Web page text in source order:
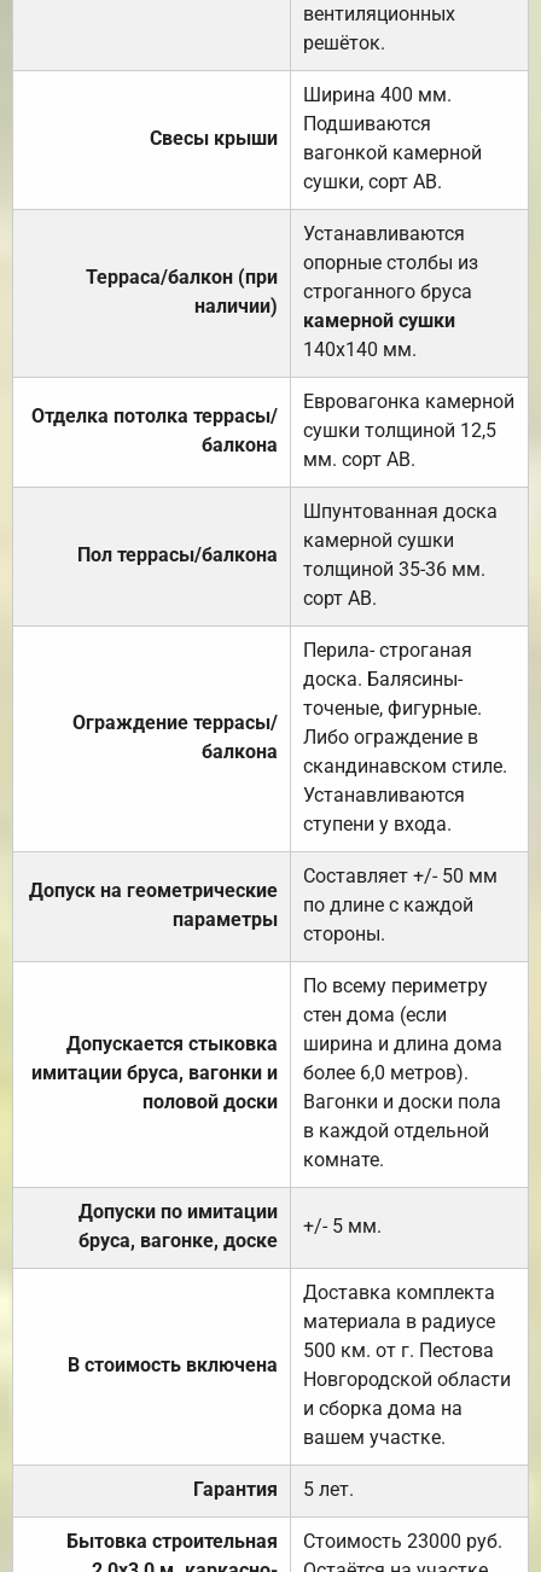
вентиляционных
решёток.
Свесы крыши
Ширина 400 мм.
Подшиваются
вагонкой камерной
сушки, сорт АВ.
Терраса/балкон (при
наличии)
Устанавливаются
опорные столбы из
строганного бруса
камерной сушки
140х140 мм.
Отделка потолка террасы/
балкона
Евровагонка камерной
сушки толщиной 12,5
мм. сорт АВ.
Пол террасы/балкона
Шпунтованная доска
камерной сушки
толщиной 35-36 мм.
сорт АВ.
Ограждение террасы/
балкона
Перила- строганая
доска. Балясины-
точеные, фигурные.
Либо ограждение в
скандинавском стиле.
Устанавливаются
ступени у входа.
Допуск на геометрические
параметры
Составляет +/- 50 мм
по длине с каждой
стороны.
Допускается стыковка
имитации бруса, вагонки и
половой доски
По всему периметру
стен дома (если
ширина и длина дома
более 6,0 метров).
Вагонки и доски пола
в каждой отдельной
комнате.
Допуски по имитации
бруса, вагонке, доске
+/- 5 мм.
В стоимость включена
Доставка комплекта
материала в радиусе
500 км. от г. Пестова
Новгородской области
и сборка дома на
вашем участке.
Гарантия 5 лет.
Бытовка строительная
Стоимость 23000 руб.